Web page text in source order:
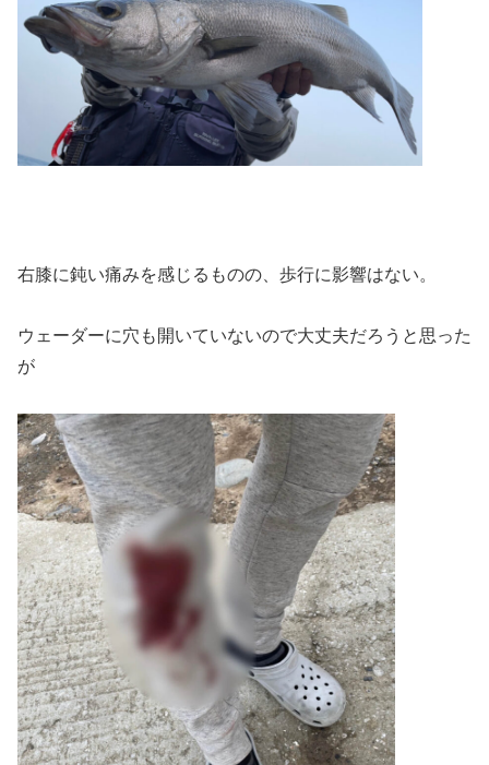
右膝に鈍い痛みを感じるものの、歩行に影響はない。
ウェーダーに穴も開いていないので大丈夫だろうと思った
が